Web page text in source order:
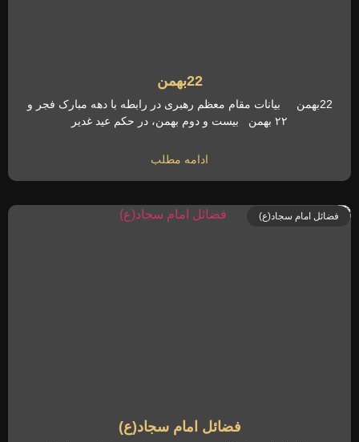
22بهمن
22بهمن بیانات مقام معظم رهبری در رابطه با دهه مبارک فجر و
۲۲ بهمن بیست و دوم بهمن، در حکم عید غدیر
ادامه مطلب
فضائل امام سجاد(ع)
فضائل امام سجاد(ع)